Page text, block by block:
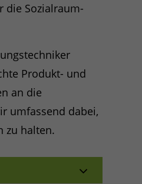
die Sozialraum-
Produkt- und
an die
umfassend dabei,
zu halten.